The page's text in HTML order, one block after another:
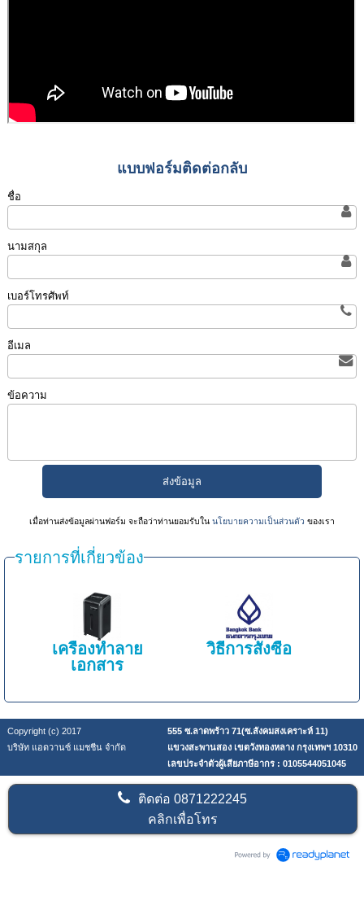
แบบฟอร์มติดต่อกลับ
ชื่อ
นามสกุล
เบอร์โทรศัพท์
อีเมล
ข้อความ
เมื่อท่านส่งข้อมูลผ่านฟอร์ม จะถือว่าท่านยอมรับในนโยบายความเป็นส่วนตัว ของเรา
รายการที่เกี่ยวข้อง
เครื่องทำลาย
เอกสาร
วิธีการสั่งซื้อ
Copyright (c) 2017
555 ซ.ลาดพร้าว 71(ซ.สังคมสงเคราะห์ 11)
บริษัท แอดวานซ์ แมชชีน จำกัด
แขวงสะพานสอง เขตวังทองหลาง กรุงเทพฯ 10310
เลขประจำตัวผู้เสียภาษีอากร : 0105544051045
ติดต่อ0871222245
คลิกเพื่อโทร